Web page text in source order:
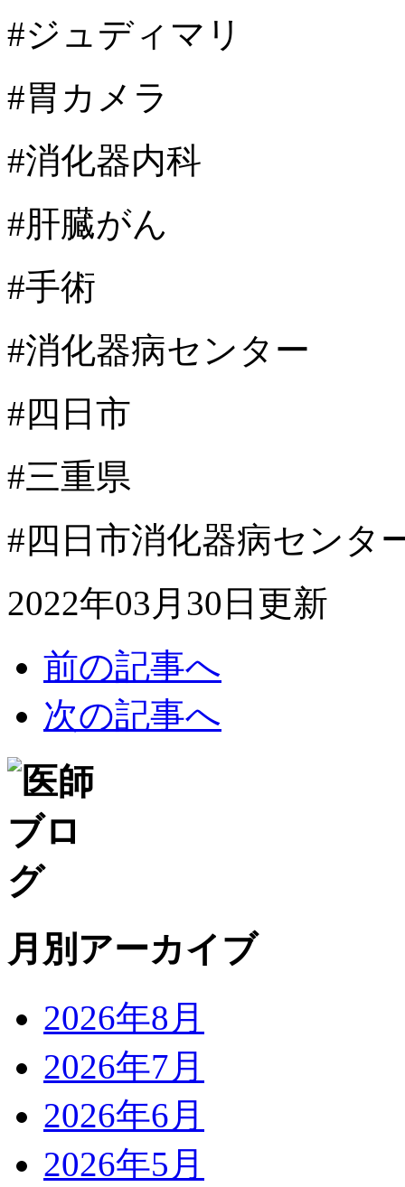
#ジュディマリ
#胃カメラ
#消化器内科
#肝臓がん
#手術
#消化器病センター
#四日市
#三重県
#四日市消化器病センタ
2022年03月30日更新
前の記事へ
次の記事へ
月別アーカイブ
2026年8月
2026年7月
2026年6月
2026年5月